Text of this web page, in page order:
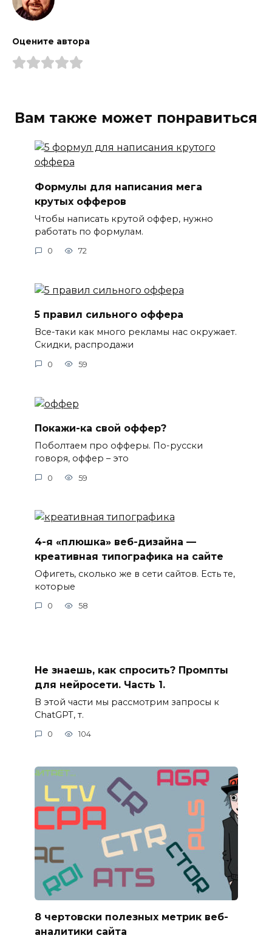
Оцените автора
Вам также может понравиться
Формулы для написания мега
крутых офферов
Чтобы написать крутой оффер, нужно
работать по формулам.
0 72
5 правил сильного оффера
Все-таки как много рекламы нас окружает.
Скидки, распродажи
0 59
Покажи-ка свой оффер?
Поболтаем про офферы. По-русски
говоря, оффер – это
0 59
4-я «плюшка» веб-дизайна —
креативная типографика на сайте
Офигеть, сколько же в сети сайтов. Есть те,
которые
0 58
Не знаешь, как спросить? Промпты
для нейросети. Часть 1.
В этой части мы рассмотрим запросы к
ChatGPT, т.
0 104
8 чертовски полезных метрик веб-
аналитики сайта